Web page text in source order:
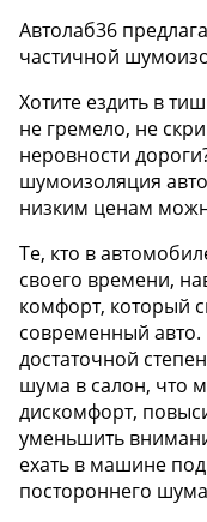
Автолаб36
частичной
Хотите ездить в
не гремело, не
неровности
шумоизоляция
низким ценам
Те, кто в
своего времени,
комфорт, который
современный авто.
достаточной
шума в салон, что
дискомфорт,
уменьшить
ехать в машине
постороннего